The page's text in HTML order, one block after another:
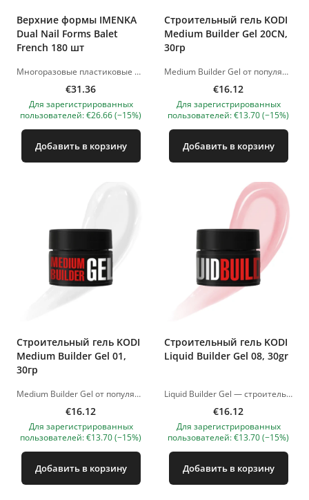
Верхние формы IMENKA
Dual Nail Forms Balet
French 180 шт
Многоразовые пластиковые формы для наращивания ногтей, 18 размеров. Способ применения: 1. Подготовьте ногтевую пластину к нанесению искусственного материала. 2. Выберите подходящий размер форм 3. Используя кисть-шпатель, нанесите необходимое количество моделирующего материала на форму. Распределите по поверхности. 4. Положите форму с материалом на ногтевую пластину на расстоянии 1-1,5 мм от кутикулы и прижмите. Нажатие должно быть средним по силе и равномерным. 5. При работе с акригелем/полигелем просушите по инструкции материала, с которым работаете. При работе с акриловыми системами материал просыхает на воздухе. 6. Снимите форму: возьмите за свободный край, поверните в сторону. 7. Подпилите материал в зоне кутикулы и свободный край ногтя для придания нужной формы Изображения продуктов носят иллюстративный характер. Если у вас есть какие-либо вопросы, мы всегда ждем вашего письма nanatallinn@gmail.com
€31.36
Для зарегистрированных
пользователей: €26.66 (−15%)
Добавить в корзину
Строительный гель KODI
Medium Builder Gel 20CN,
30гр
Medium Builder Gel от популярного, международного бренда Kodi Professional — новая разработка наших технологов для быстрого и комфортного процесса моделирования и наращивания ногтей. Усовершенствованная формула геля отличается улучшеными способностями к самовыравниванию и средневязкой консистенцией. Данный тандем гарантирует аккуратный и красивый результат. Палитра состоит из 13 уникальных нюдовых оттенков с камуфлирующим эффектом. Полимеризация: 90-120 секунд в LED-лампе или 2 минуты в UV-лампе. Изображения продуктов носят иллюстративный характер. Если у вас есть какие-либо вопросы, мы всегда ждем вашего письма nanatallinn@gmail.com
€16.12
Для зарегистрированных
пользователей: €13.70 (−15%)
Добавить в корзину
Строительный гель KODI
Medium Builder Gel 01,
30гр
Medium Builder Gel от популярного, международного бренда Kodi Professional — новая разработка наших технологов для быстрого и комфортного процесса моделирования и наращивания ногтей.&nbsp; Усовершенствованная формула геля отличается улучшеными способностями к самовыравниванию и средневязкой консистенцией. Данный тандем гарантирует аккуратный и красивый результат. Палитра состоит из 13 уникальных нюдовых оттенков с камуфлирующим эффектом.&nbsp; Полимеризация: 90-120 секунд в LED-лампе или 2 минуты в UV-лампе. Изображения продуктов носят иллюстративный характер. Если у вас есть какие-либо вопросы, мы всегда ждем вашего письма nanatallinn@gmail.com
€16.12
Для зарегистрированных
пользователей: €13.70 (−15%)
Добавить в корзину
Строительный гель KODI
Liquid Builder Gel 08, 30gr
Liquid Builder Gel — строительный материал нового поколения с широким спектром профессионального применения. Идеально подходит для выравнивания и укрепления тонких, ломких и ослабленных ногтей, а также для наращивания в технике без опила, с верхними и нижними формами. Гель имеет умеренно жидкую консистенцию, приближенную к базе, благодаря чему легко набирается кистью, не растекается и отлично самовыравнивается. Основные преимущества: ✔ Жидкий моделирующий гель нового поколения ✔ Подходит для укрепления и выравнивания ✔ Идеален для тонких и ломких ногтей ✔ Отличное самовыравнивание ✔ Подходит для техники без опила ✔ Работа с верхними и нижними формами ✔ Удобное и экономичное нанесение Полимеризация: 90-120 секунд в светодиодной лампе или 2 минуты в УФ-лампе. Изображения товаров носят иллюстративный характер. Если у вас возникнут какие-либо вопросы, мы всегда ждем вашего письма по адресу nanatallinn@gmail.com
€16.12
Для зарегистрированных
пользователей: €13.70 (−15%)
Добавить в корзину